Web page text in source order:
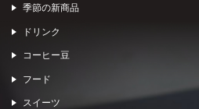
季節の新商品
ドリンク
コーヒー⾖
フード
スイーツ